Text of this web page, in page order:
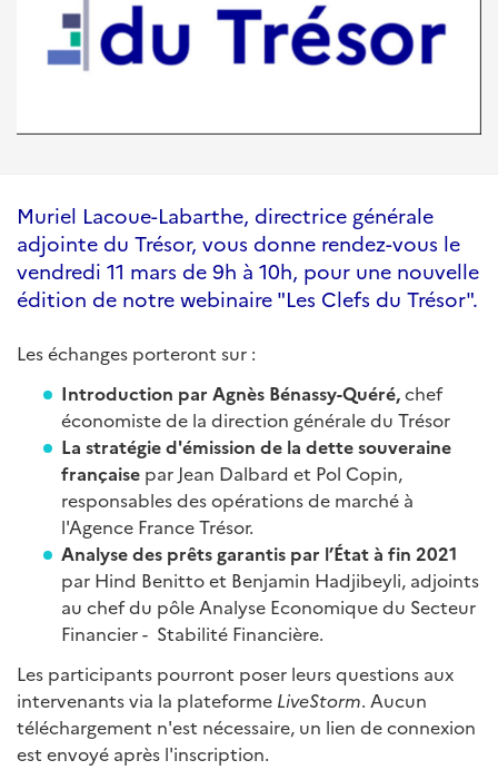
Muriel Lacoue-Labarthe, directrice générale
adjointe du Trésor, vous donne rendez-vous le
vendredi 11 mars de 9h à 10h, pour une nouvelle
édition de notre webinaire "Les Clefs du Trésor".
Les échanges porteront sur :
Introduction par Agnès Bénassy-Quéré,chef
économiste de la direction générale du Trésor
La stratégie d'émission de la dette souveraine
française par Jean Dalbard et Pol Copin,
responsables des opérations de marché à
l'Agence France Trésor.
Analyse des prêts garantis par l’État à fin 2021
par Hind Benitto et Benjamin Hadjibeyli, adjoints
au chef du pôle Analyse Economique du Secteur
Financier - Stabilité Financière.
Les participants pourront poser leurs questions aux
intervenants via la plateforme LiveStorm. Aucun
téléchargement n'est nécessaire, un lien de connexion
est envoyé après l'inscription.